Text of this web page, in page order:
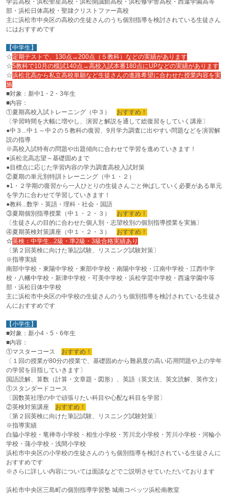
部・浜松日体高校・聖隷クリストファー高校
主に浜松市中央区の高校の生徒さんのうち個別指導を検討されている生徒さん
にはおすすめです
【中学生】
☆定期テストで、130点→200点（５教科）などの実績があります
☆5教科で10月の模試140点→高校入試本番180点にUPなどの実績があります
☆浜松北高から私立高校単願など生徒さんの進路希望に合わせた授業内容を実
施
■対象：新中1・2・3年生
■内容：
①夏期高校入試トレーニング（中３） おすすめ！
〔学習時間を大幅に増やし、演習と解説を通して総復習をしていく講座〕
●中３...中１～中２の５教科の復習、9月学力調査に出やすい問題などを演習解
説の指導
※高校入試特有の問題や出題傾向に合わせて学習を進めていきます！
●浜松北高志望～基礎固めまで
●目標点に応じた学習内容の学力調査高校入試対策
②夏期の単元別特訓トレーニング（中１・２）
●1・２学期の復習から一人ひとりの生徒さんごと伸ばしていく必要がある単元
を学力に合わせて学習していきます！
●教科...数学・英語・理科・社会・国語
③夏期個別指導授業（中１・２・３） おすすめ！
〔生徒さんの目的に合わせた個人別・志望校別の個別指導授業を実施〕
④夏期英検対策講座（中１・２・３） おすすめ！
☆英検：中学生...2級・準2級・3級合格実績あり
〔第２回英検に向けた筆記試験、リスニング試験対策〕
※指導実績
南部中学校・東陽中学校・東部中学校・南陽中学校・江南中学校・江西中学
校・八幡中学校・新津中学校・可美中学校・浜松学芸中学校・西遠学園中等
部・浜松日体中学校
主に浜松市中央区の中学校の生徒さんのうち個別指導を検討されている生徒さ
んにおすすめです
【小学生】
■対象：新小4・5・6年生
■内容：
①マスターコース おすすめ！
〔１回の授業が80分の授業で、基礎固めから難易度の高い応用問題や上の学年
の学習を目指していきます〕
国語読解、算数（計算・文章題・図形）、英語（英文法、英文読解、英作文）
①スタンダードコース
〔国数英社理の中で頑張りたい科目や心配な科目を学習〕
②英検対策講座 おすすめ！
〔第２回英検に向けた筆記試験、リスニング試験対策〕
※指導実績
白脇小学校・竜禅寺小学校・相生小学校・芳川北小学校・芳川小学校・河輪小
学校・蒲小学校・浅間小学校
浜松市中央区の小学校の生徒さんのうち個別指導を検討されている生徒さんに
おすすめです
※さらに詳しい内容については面談などでご説明させていただいております
浜松市中央区三島町の個別指導学習塾 城南コベッツ浜松南教室